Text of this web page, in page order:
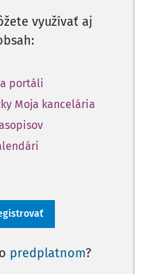
využívať aj
portáli
Moja kancelária
predplatnom?